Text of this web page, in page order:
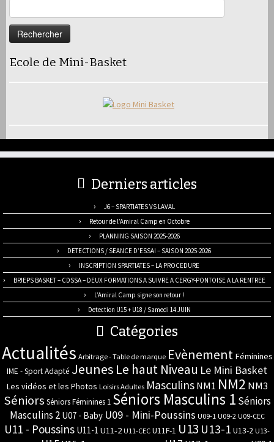
Ecole de Mini-Basket
Derniers articles
J6 – SPARTIATES VS LAVAL
Retour de l’Amiral Camp en Octobre
PLANNING SAISON 2025-2026
DETECTIONS / SEANCE D’ESSAI – SAISON 2025-2026
INSCRIPTION SPARTIATES – LA PROCEDURE
BPJEPS BASKET – CDSSA – DEUX FORMATIONS A SUIVRE A CERGY-PONTOISE A LA RENTREE
L’Amiral Camp signe son retour !
Detection U15 + U18 / Samedi 14 JUIN
Catégories
Actualités Arbitrage - Table de marque Evènement Féminines
IME - Sport Adapté Jeunes Le haut Niveau Le Mini Basket
Les vidéos et les Photos Loisirs Adultes Masculins NM1 NM2 NM3
Séniors Séniors Féminines 1 Séniors Masculins 1 Séniors
Masculins 2 U07 - Baby U09 - Mini-Poussins U09-1 U09-2 U09-CEC
U11 - Poussins U11-1 U11-2 U11-CEC U11F-1 U13 U13-1 U13-2 U13-